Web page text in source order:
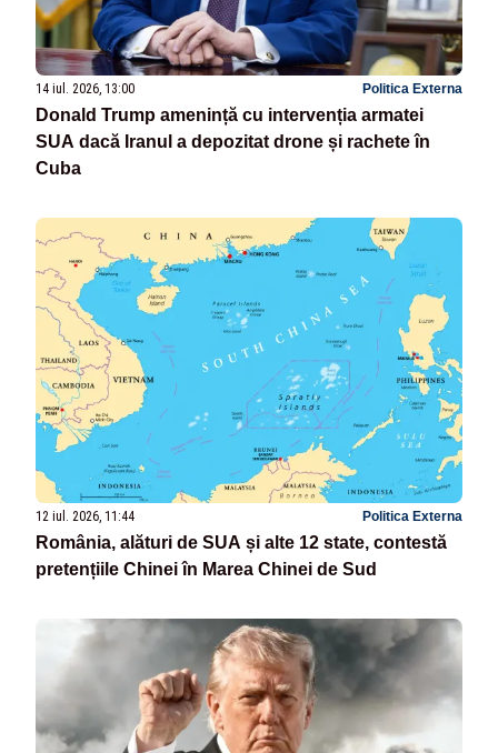
14 iul. 2026, 13:00 Politica Externa
Donald Trump amenință cu intervenția armatei
SUA dacă Iranul a depozitat drone și rachete în
Cuba
12 iul. 2026, 11:44 Politica Externa
România, alături de SUA și alte 12 state, contestă
pretențiile Chinei în Marea Chinei de Sud